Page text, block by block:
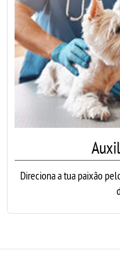
Direciona a tua paixão